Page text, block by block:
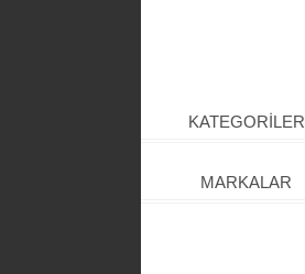
KATEGORİLER
MARKALAR